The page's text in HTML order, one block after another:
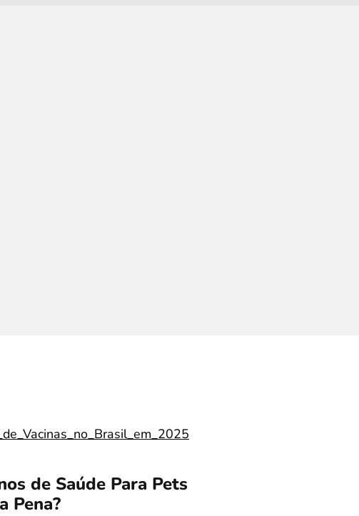
de Saúde Para Pets
Pena?